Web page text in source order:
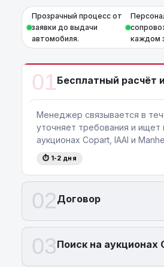
Прозрачный процесс от
заявки до выдачи
автомобиля.
каждом
01Бесплатный расчёт
Менеджер связывается в
уточняет требования и ищет
аукционах Copart, IAAI и
⏱ 1-2 дня
02Договор
03Поиск на